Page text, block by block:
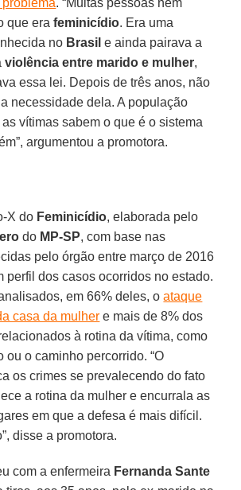
que erafeminicídio. Era uma
no Brasil e ainda pairava a
violência entre marido e mulher,
essa lei. Depois de três anos, não
necessidade dela. A população
vítimas sabem o que é o sistema
argumentou a promotora.
X do Feminicídio, elaborada pelo
do MP-SP, com base nas
pelo órgão entre março de 2016
perfil dos casos ocorridos no estado.
em 66% deles, oataque
casa da mulher e mais de 8% dos
à rotina da vítima, como
ou o caminho percorrido. “O
os crimes se prevalecendo do fato
a rotina da mulher e encurrala as
em que a defesa é mais difícil.
disse a promotora.
com a enfermeira Fernanda Sante